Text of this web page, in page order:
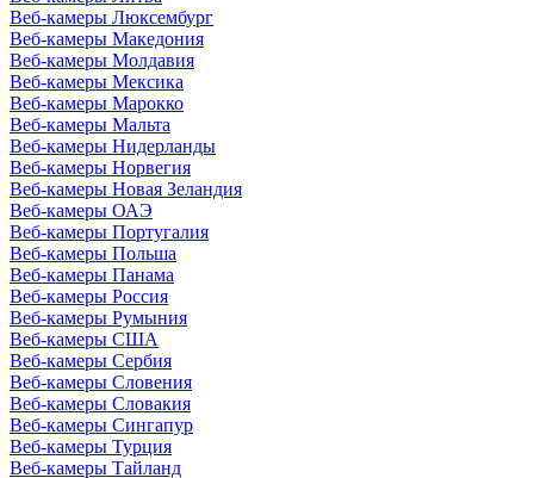
Веб-камеры Люксембург
Веб-камеры Македония
Веб-камеры Молдавия
Веб-камеры Мексика
Веб-камеры Марокко
Веб-камеры Мальта
Веб-камеры Нидерланды
Веб-камеры Норвегия
Веб-камеры Новая Зеландия
Веб-камеры ОАЭ
Веб-камеры Португалия
Веб-камеры Польша
Веб-камеры Панама
Веб-камеры Россия
Веб-камеры Румыния
Веб-камеры США
Веб-камеры Сербия
Веб-камеры Словения
Веб-камеры Словакия
Веб-камеры Сингапур
Веб-камеры Турция
Веб-камеры Тайланд